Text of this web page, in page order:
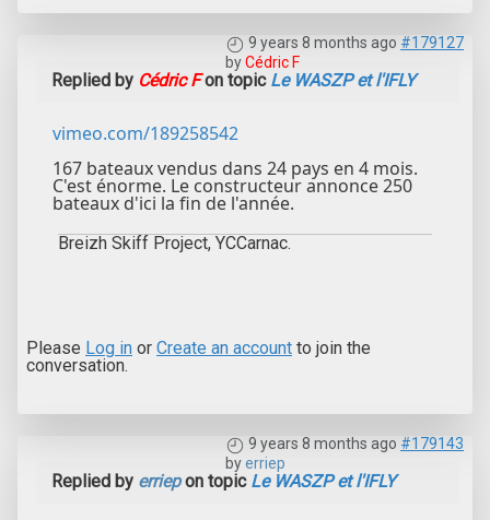
9 years 8 months ago #179127
byCédric F
Replied by Cédric Fon topic Le WASZP et l'IFLY
vimeo.com/189258542
167 bateaux vendus dans 24 pays en 4 mois.
C'est énorme. Le constructeur annonce 250
bateaux d'ici la fin de l'année.
Breizh Skiff Project, YCCarnac.
Please Log in or Create an account to join the
conversation.
9 years 8 months ago #179143
byerriep
Replied by erriepon topic Le WASZP et l'IFLY